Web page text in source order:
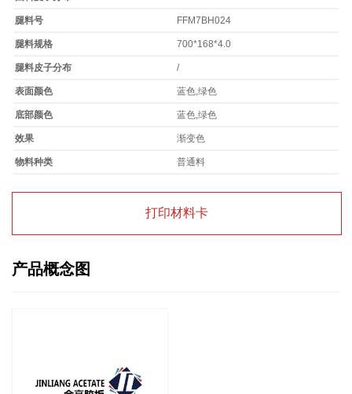
腿料号 FFM7BH024
腿料规格 700*168*4.0
腿料皮子分布 /
表面颜色 蓝色,绿色
底部颜色 蓝色,绿色
效果 渐变色
物料种类 普通料
打印材料卡
产品概念图